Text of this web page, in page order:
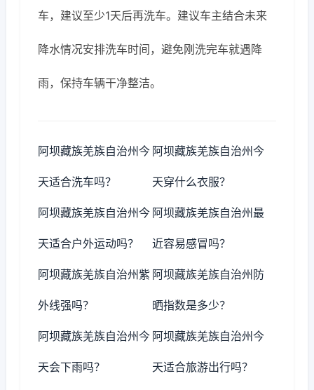
车，建议至少1天后再洗车。建议车主结合未来
降水情况安排洗车时间，避免刚洗完车就遇降
雨，保持车辆干净整洁。
阿坝藏族羌族自治州今
天适合洗车吗？
阿坝藏族羌族自治州今
天穿什么衣服？
阿坝藏族羌族自治州今
天适合户外运动吗？
阿坝藏族羌族自治州最
近容易感冒吗？
阿坝藏族羌族自治州紫
外线强吗？
阿坝藏族羌族自治州防
晒指数是多少？
阿坝藏族羌族自治州今
天会下雨吗？
阿坝藏族羌族自治州今
天适合旅游出行吗？